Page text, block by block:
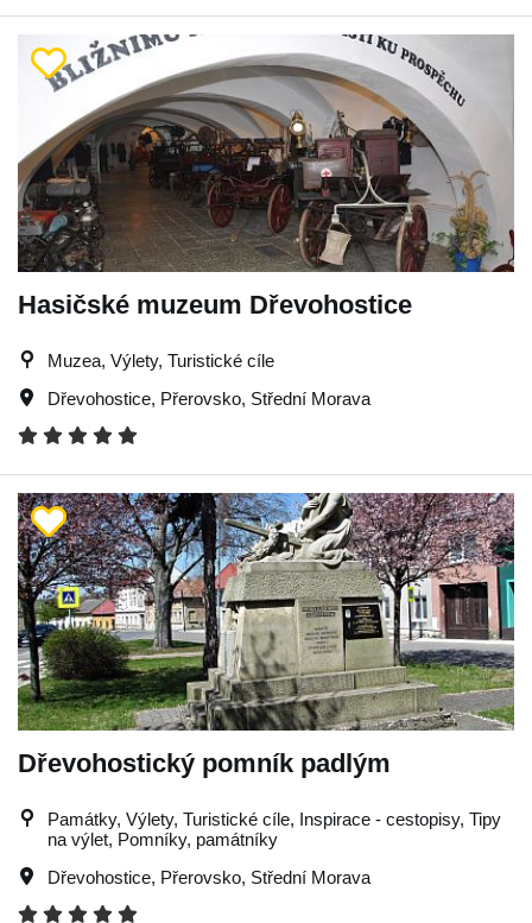
Hasičské muzeum Dřevohostice
Muzea, Výlety, Turistické cíle
Dřevohostice, Přerovsko, Střední Morava
Dřevohostický pomník padlým
Památky, Výlety, Turistické cíle, Inspirace - cestopisy, Tipy
na výlet, Pomníky, památníky
Dřevohostice, Přerovsko, Střední Morava